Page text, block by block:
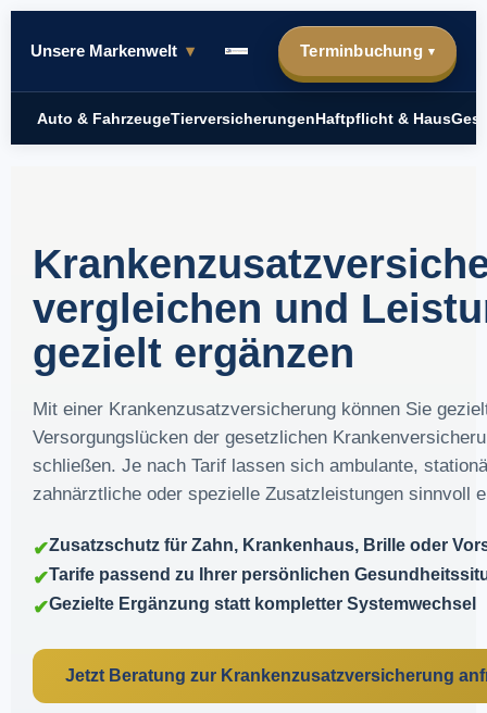
Unsere Markenwelt ▾ Terminbuchung ▾
Auto & FahrzeugeTierversicherungenHaftpflicht & Haus
vergleichen und
gezielt ergänzen
Mit einer Krankenzusatzversicherung können Sie
Versorgungslücken der gesetzlichen
schließen. Je nach Tarif lassen sich ambulante,
zahnärztliche oder spezielle Zusatzleistungen sinnvoll
✔Zusatzschutz für Zahn, Krankenhaus, Brille oder
✔Tarife passend zu Ihrer persönlichen
✔Gezielte Ergänzung statt kompletter Systemwechsel
Jetzt Beratung zur Krankenzusatzversicherung